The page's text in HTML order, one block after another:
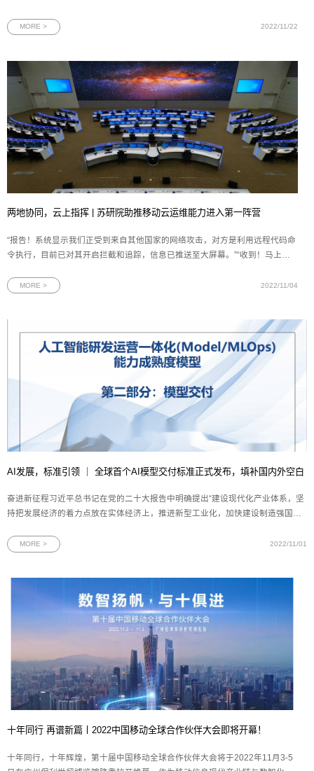
力等热点领域，是一场5G+工业互联网领域的国家级盛会。图为2022中国5G＋
MORE > 2022/11/22
两地协同，云上指挥 | 苏研院助推移动云运维能力进入第一阵营
“报告！系统显示我们正受到来自其他国家的网络攻击，对方是利用远程代码命
令执行，目前已对其开启拦截和追踪，信息已推送至大屏幕。”“收到！马上将
监控调度指挥中心的常见场景。移动云监控调度指挥中心（全文简称“监控指挥
MORE > 2022/11/04
AI发展，标准引领 ｜ 全球首个AI模型交付标准正式发布，填补国内外空白
奋进新征程习近平总书记在党的二十大报告中明确提出“建设现代化产业体系，坚
持把发展经济的着力点放在实体经济上，推进新型工业化，加快建设制造强国、
建设的一个重要组成部分，国家一直以来都在持续加大对其技术的攻关力度，各
MORE > 2022/11/01
十年同行 再谱新篇丨2022中国移动全球合作伙伴大会即将开幕！
十年同行，十年辉煌，第十届中国移动全球合作伙伴大会将于2022年11月3-5